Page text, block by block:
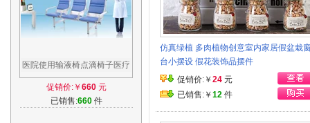
医院使用输液椅点滴椅子医疗
等候室诊所输液架三人位输液
坐椅特价
促销价:￥ 660元
已销售:660件
仿真绿植 多肉植物创意室内家居假盆栽
台小摆设 假花装饰品摆件
促销价:￥ 24 元
已销售:￥ 12 件